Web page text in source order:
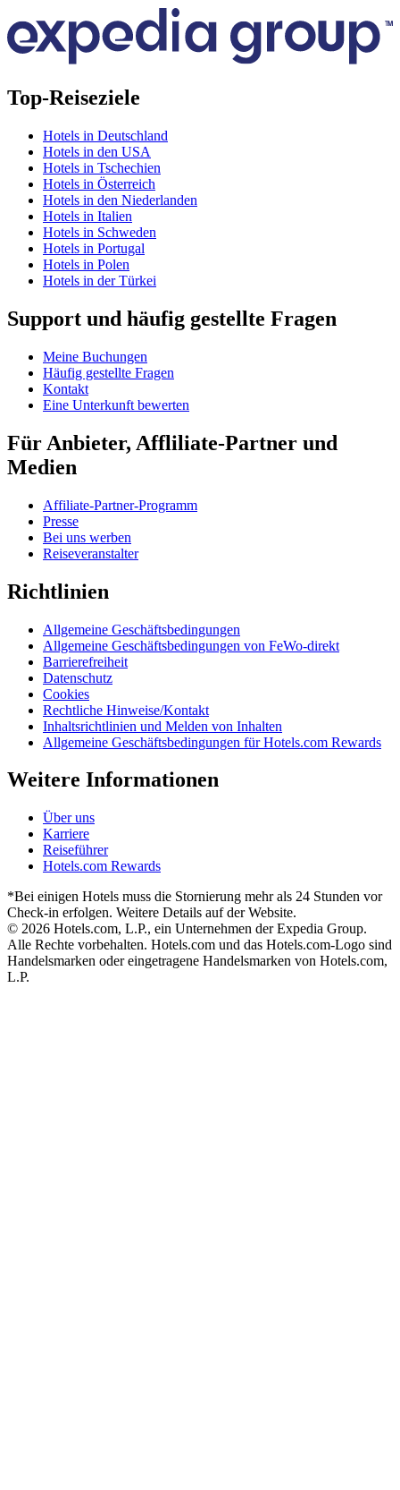
Top-Reiseziele
Hotels in Deutschland
Hotels in den USA
Hotels in Tschechien
Hotels in Österreich
Hotels in den Niederlanden
Hotels in Italien
Hotels in Schweden
Hotels in Portugal
Hotels in Polen
Hotels in der Türkei
Support und häufig gestellte Fragen
Meine Buchungen
Häufig gestellte Fragen
Kontakt
Eine Unterkunft bewerten
Für Anbieter, Affliliate-Partner und
Medien
Affiliate-Partner-Programm
Presse
Bei uns werben
Reiseveranstalter
Richtlinien
Allgemeine Geschäftsbedingungen
Allgemeine Geschäftsbedingungen von FeWo-direkt
Barrierefreiheit
Datenschutz
Cookies
Rechtliche Hinweise/Kontakt
Inhaltsrichtlinien und Melden von Inhalten
Allgemeine Geschäftsbedingungen für Hotels.com Rewards
Weitere Informationen
Über uns
Karriere
Reiseführer
Hotels.com Rewards
*Bei einigen Hotels muss die Stornierung mehr als 24 Stunden vor
Check-in erfolgen. Weitere Details auf der Website.
© 2026 Hotels.com, L.P., ein Unternehmen der Expedia Group.
Alle Rechte vorbehalten. Hotels.com und das Hotels.com-Logo sind
Handelsmarken oder eingetragene Handelsmarken von Hotels.com,
L.P.